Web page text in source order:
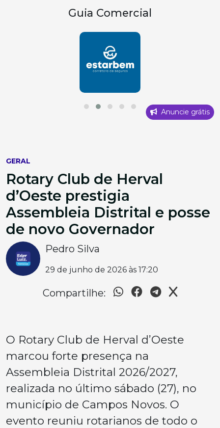
Guia Comercial
Anuncie grátis
GERAL
Rotary Club de Herval
d’Oeste prestigia
Assembleia Distrital e posse
de novo Governador
Pedro Silva
29 de junho de 2026 às 17:20
Compartilhe:
O Rotary Club de Herval d’Oeste
marcou forte presença na
Assembleia Distrital 2026/2027,
realizada no último sábado (27), no
município de Campos Novos. O
evento reuniu rotarianos de todo o